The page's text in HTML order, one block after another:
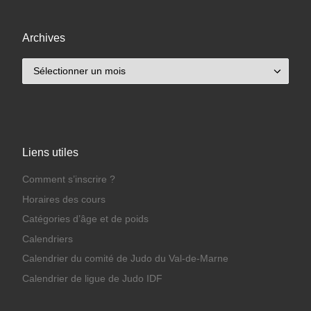
Archives
Liens utiles
Comment s’inscrire ?
Horaires des cours
Catégories d’âge et de poids
Calendriers
Calendrier du comité de Judo du Val-de-Marne
Calendrier de ligue de Judo IDF